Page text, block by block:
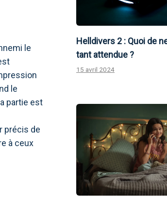
le
le
partie est
précis de
à ceux
Helldivers 2 : Quoi de
tant attendue ?
15 avril 2024